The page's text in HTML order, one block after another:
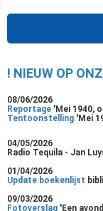
! NIEUW OP
08/06/2026
Reportage 'Mei 1940,
Tentoonstelling 'Mei
04/05/2026
Radio Tequila - Jan
01/04/2026
Update boekenlijst
09/03/2026
Fotoverslag 'Een